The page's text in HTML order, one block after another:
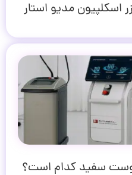
اسکلپیون مدیو استار
پوست سفید کدام است؟